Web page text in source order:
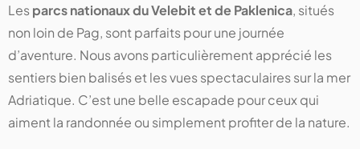
Lesparcs nationaux du Velebit et de Paklenica, situés
non loin de Pag, sont parfaits pour une journée
d’aventure. Nous avons particulièrement apprécié les
sentiers bien balisés et les vues spectaculaires sur la mer
Adriatique. C’est une belle escapade pour ceux qui
aiment la randonnée ou simplement profiter de la nature.